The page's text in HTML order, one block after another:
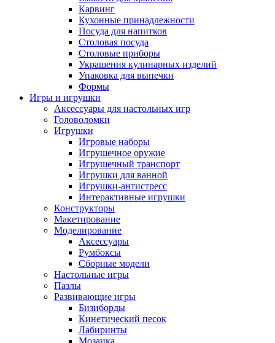
Карвинг
Кухонные принадлежности
Посуда для напитков
Столовая посуда
Столовые приборы
Украшения кулинарных изделий
Упаковка для выпечки
Формы
Игры и игрушки
Аксессуары для настольных игр
Головоломки
Игрушки
Игровые наборы
Игрушечное оружие
Игрушечный транспорт
Игрушки для ванной
Игрушки-антистресс
Интерактивные игрушки
Конструкторы
Макетирование
Моделирование
Аксессуары
Румбоксы
Сборные модели
Настольные игры
Пазлы
Развивающие игры
Бизиборды
Кинетический песок
Лабиринты
Мозаика